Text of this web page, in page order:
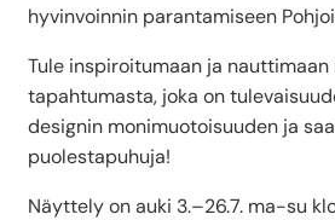
hyvinvoinnin parantamiseen
Tule inspiroitumaan ja
tapahtumasta, joka on
designin monimuotoisuuden ja
puolestapuhuja!
Näyttely on auki 3.–26.7. ma-su klo